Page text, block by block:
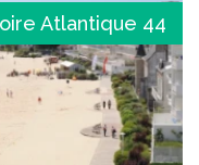
Atlantique 44